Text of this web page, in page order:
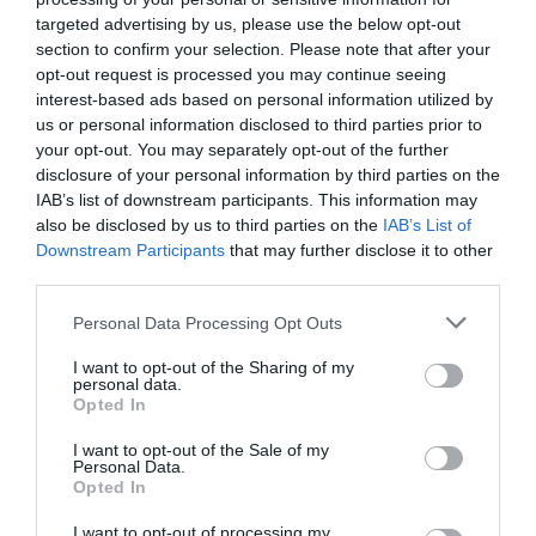
targeted advertising by us, please use the below opt-out
section to confirm your selection. Please note that after your
opt-out request is processed you may continue seeing
interest-based ads based on personal information utilized by
us or personal information disclosed to third parties prior to
your opt-out. You may separately opt-out of the further
disclosure of your personal information by third parties on the
IAB’s list of downstream participants. This information may
also be disclosed by us to third parties on the IAB’s List of
Downstream Participants that may further disclose it to other
Personal Data Processing Opt Outs
I want to opt-out of the Sharing of my
personal data.
Opted In
I want to opt-out of the Sale of my
Personal Data.
Opted In
Valentin Dumitru azi
Valentin Dumitru este astăzi un dansator de succes